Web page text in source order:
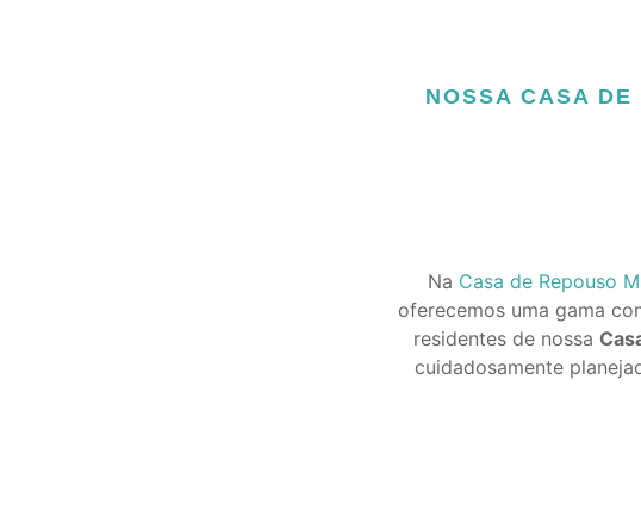
NOSSA CASA
Na Casa de Repouso
oferecemos uma gama
residentes de nossa
cuidadosamente